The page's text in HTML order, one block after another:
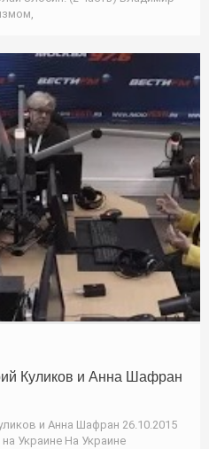
Куликов и Анна Шафран
и Анна Шафран 26.10.2015
Украине На Украине